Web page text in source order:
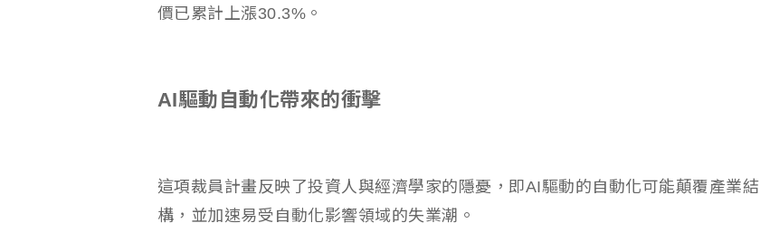
價已累計上漲30.3%。
AI驅動自動化帶來的衝擊
這項裁員計畫反映了投資人與經濟學家的隱憂，即AI驅動的自動化可能顛覆產業結
構，並加速易受自動化影響領域的失業潮。